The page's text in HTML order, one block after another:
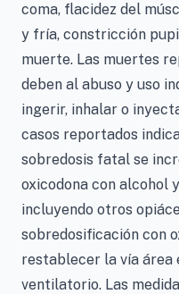
coma, flacidez del
y fría, constricción
muerte. Las muertes
deben al abuso y uso
ingerir, inhalar o
casos reportados
sobredosis fatal se
oxicodona con alcohol
incluyendo otros
sobredosificación con
restablecer la vía
ventilatorio. Las